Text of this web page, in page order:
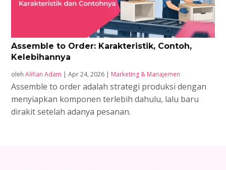
Assemble to Order: Karakteristik, Contoh,
Kelebihannya
olehAlifian Adam |Apr 24, 2026 | Marketing & Manajemen
Assemble to order adalah strategi produksi dengan
menyiapkan komponen terlebih dahulu, lalu baru
dirakit setelah adanya pesanan.